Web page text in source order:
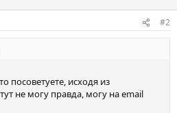
#2
посоветуете, исходя из
не могу правда, могу на email